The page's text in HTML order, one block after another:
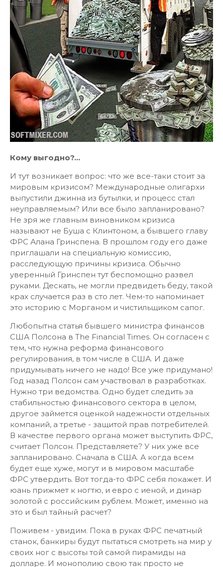
Кому выгодно?...
И тут возникает вопрос: что же все-таки стоит за
мировым кризисом? Международные олигархи
выпустили джинна из бутылки, и процесс стал
неуправляемым? Или все было запланировано?
Не зря же главным виновником кризиса
называют не Буша с Клинтоном, а бывшего главу
ФРС Алана Гринспена. В прошлом году его даже
приглашали на специальную комиссию,
расследующую причины кризиса. Обычно
уверенный Гринспен тут беспомощно развел
руками. Дескать, не могли предвидеть беду, такой
крах случается раз в сто лет. Чем-то напоминает
это историю с Морганом и чистильщиком сапог.
Любопытна статья бывшего министра финансов
США Полсона в The Financial Times. Он согласен с
тем, что нужна реформа финансового
регулирования, в том числе в США. И даже
придумывать ничего не надо! Все уже придумано!
Год назад Полсон сам участвовал в разработках.
Нужно три ведомства. Одно будет следить за
стабильностью финансового сектора в целом,
другое займется оценкой надежности отдельных
компаний, а третье - защитой прав потребителей.
В качестве первого органа может выступить ФРС,
считает Полсон. Представляете? У них уже все
запланировано. Сначала в США. А когда всем
будет еще хуже, могут и в мировом масштабе
ФРС утвердить. Вот тогда-то ФРС себя покажет. И
юань прижмет к ногтю, и евро с иеной, и динар
золотой с российским рублем. Может, именно на
это и был тайный расчет?
Поживем - увидим. Пока в руках ФРС печатный
станок, банкиры будут пытаться смотреть на мир у
своих ног с высоты той самой пирамиды на
долларе. И монополию свою так просто не